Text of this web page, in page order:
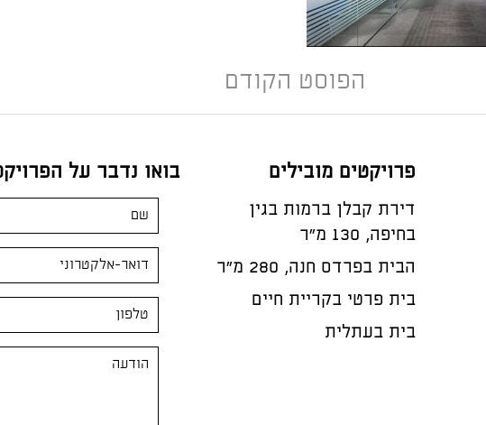
הפוסט הקודם
פרויקטים מובילים
דירת קבלן ברמות בגין
בחיפה, 130 מ"ר
הבית בפרדס חנה, 280 מ״ר
בית פרטי בקריית חיים
בית בעתלית
בואו נדבר על